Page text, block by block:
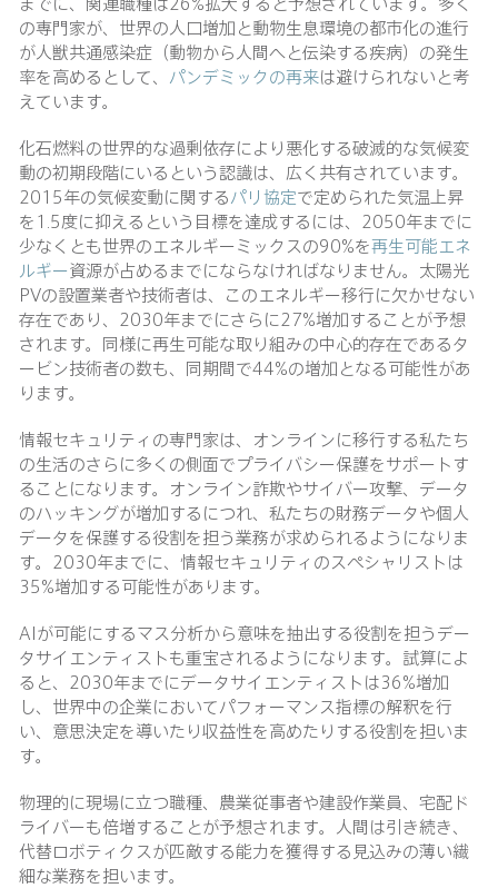
の専門家が、世界の人口増加と動物生息環境の都市化の進行
が人獣共通感染症（動物から人間へと伝染する疾病）の発生
率を高めるとして、 パンデミックの再来は避けられないと考
えています。
化石燃料の世界的な過剰依存により悪化する破滅的な気候変
動の初期段階にいるという認識は、広く共有されています。
2015年の気候変動に関するパリ協定で定められた気温上昇
を1.5度に抑えるという目標を達成するには、2050年までに
少なくとも世界のエネルギーミックスの90%を再生可能エネ
ルギー資源が占めるまでにならなければなりません。太陽光
PVの設置業者や技術者は、このエネルギー移行に欠かせない
存在であり、2030年までにさらに27%増加することが予想
されます。同様に再生可能な取り組みの中心的存在であるタ
ービン技術者の数も、同期間で44%の増加となる可能性があ
ります。
情報セキュリティの専門家は、オンラインに移行する私たち
の生活のさらに多くの側面でプライバシー保護をサポートす
ることになります。オンライン詐欺やサイバー攻撃、データ
のハッキングが増加するにつれ、私たちの財務データや個人
データを保護する役割を担う業務が求められるようになりま
す。2030年までに、情報セキュリティのスペシャリストは
35%増加する可能性があります。
AIが可能にするマス分析から意味を抽出する役割を担うデー
タサイエンティストも重宝されるようになります。試算によ
ると、2030年までにデータサイエンティストは36%増加
し、世界中の企業においてパフォーマンス指標の解釈を行
い、意思決定を導いたり収益性を高めたりする役割を担いま
す。
物理的に現場に立つ職種、農業従事者や建設作業員、宅配ド
ライバーも倍増することが予想されます。人間は引き続き、
代替ロボティクスが匹敵する能力を獲得する見込みの薄い繊
細な業務を担います。